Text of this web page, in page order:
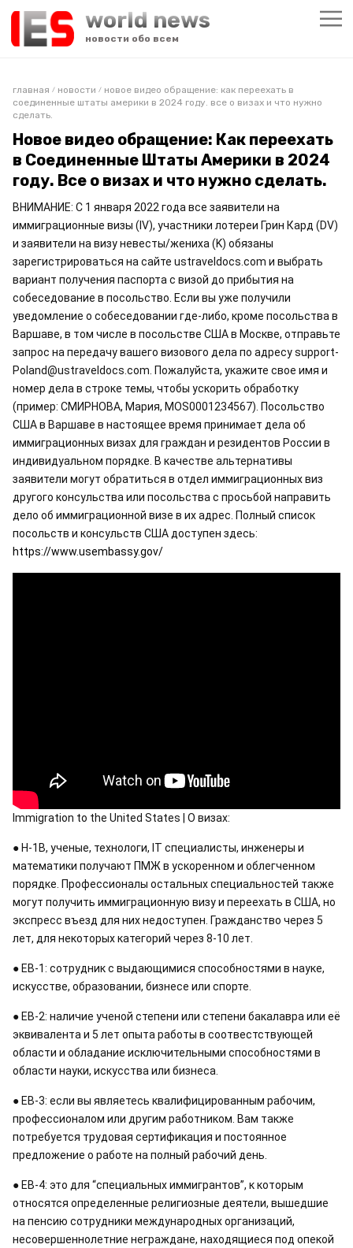
world news
новости обо всем
главная / новости / новое видео обращение: как переехать в
соединенные штаты америки в 2024 году. все о визах и что нужно
сделать.
Новое видео обращение: Как переехать
в Соединенные Штаты Америки в 2024
году. Все о визах и что нужно сделать.
ВНИМАНИЕ: С 1 января 2022 года все заявители на
иммиграционные визы (IV), участники лотереи Грин Кард (DV)
и заявители на визу невесты/жениха (K) обязаны
зарегистрироваться на сайте ustraveldocs.com и выбрать
вариант получения паспорта с визой до прибытия на
собеседование в посольство. Если вы уже получили
уведомление о собеседовании где-либо, кроме посольства в
Варшаве, в том числе в посольстве США в Москве, отправьте
запрос на передачу вашего визового дела по адресу support-
Poland@ustraveldocs.com. Пожалуйста, укажите свое имя и
номер дела в строке темы, чтобы ускорить обработку
(пример: СМИРНОВА, Мария, MOS0001234567). Посольство
США в Варшаве в настоящее время принимает дела об
иммиграционных визах для граждан и резидентов России в
индивидуальном порядке. В качестве альтернативы
заявители могут обратиться в отдел иммиграционных виз
другого консульства или посольства с просьбой направить
дело об иммиграционной визе в их адрес. Полный список
https://www.usembassy.gov/
Immigration to the United States | О визах:
● H-1B, ученые, технологи, IT специалисты, инженеры и
математики получают ПМЖ в ускоренном и облегченном
порядке. Профессионалы остальных специальностей также
могут получить иммиграционную визу и переехать в США, но
экспресс въезд для них недоступен. Гражданство через 5
лет, для некоторых категорий через 8-10 лет.
● EB-1: сотрудник с выдающимися способностями в науке,
искусстве, образовании, бизнесе или спорте.
● EB-2: наличие ученой степени или степени бакалавра или её
эквивалента и 5 лет опыта работы в соотвестствующей
области и обладание исключительными способностями в
области науки, искусства или бизнеса.
● ЕB-3: если вы являетесь квалифицированным рабочим,
профессионалом или другим работником. Вам также
потребуется трудовая сертификация и постоянное
предложение о работе на полный рабочий день.
● EB-4: это для “специальных иммигрантов”, к которым
относятся определенные религиозные деятели, вышедшие
на пенсию сотрудники международных организаций,
несовершеннолетние неграждане, находящиеся под опекой